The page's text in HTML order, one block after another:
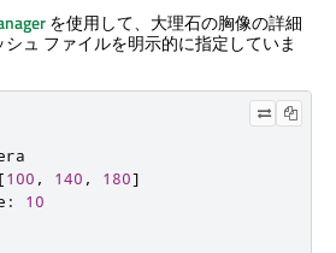
を使用して、大理石の胸像の詳細
ュ ファイルを明示的に指定していま
[100 , 140 , 180]
: 10